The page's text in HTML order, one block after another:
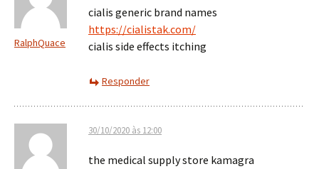
RalphQuace
cialis generic brand names
https://cialistak.com/
cialis side effects itching
Responder
30/10/2020 às 12:00
the medical supply store kamagra